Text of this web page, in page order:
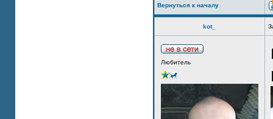
Вернуться к началу
kot_
Любитель